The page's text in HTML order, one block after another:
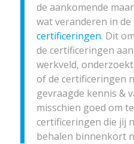
de aankomende
wat veranderen in de
certificeringen. Dit
de certificeringen
werkveld, onderzoekt
of de certificeringen
gevraagde kennis &
misschien goed om
certificeringen die jij
behalen binnenkort